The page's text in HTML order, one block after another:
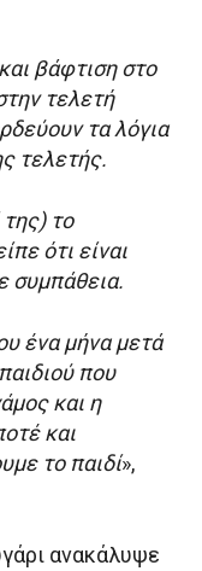
βάφτιση στο
τελετή
τα λόγια
τελετής.
το
ότι είναι
συμπάθεια.
ένα μήνα μετά
που
και η
και
το παιδί»,
ανακάλυψε